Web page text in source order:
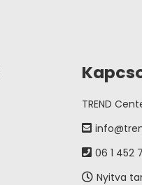
TREND
06 1 452
Nyitva